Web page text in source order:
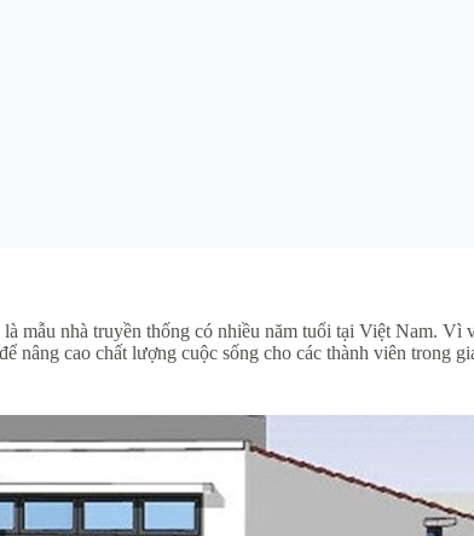
nhà truyền thống có nhiều năm tuổi tại Việt Nam. Vì
nâng cao chất lượng cuộc sống cho các thành viên trong